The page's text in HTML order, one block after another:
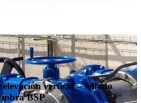
vertical – sellado
BSP